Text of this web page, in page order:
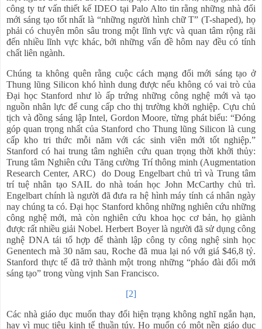
công ty tư vấn thiết kế IDEO tại Palo Alto tin rằng những nhà đổi
mới sáng tạo tốt nhất là “những người hình chữ T” (T-shaped), họ
phải có chuyên môn sâu trong một lĩnh vực và quan tâm rộng rãi
đến nhiều lĩnh vực khác, bởi những vấn đề hôm nay đều có tính
chất liên ngành.
Chúng ta không quên rằng cuộc cách mạng đổi mới sáng tạo ở
Thung lũng Silicon khó hình dung được nếu không có vai trò của
Đại học Stanford như lò ấp trứng những công nghệ mới và tạo
nguồn nhân lực để cung cấp cho thị trường khởi nghiệp. Cựu chủ
tịch và đồng sáng lập Intel, Gordon Moore, từng phát biểu: “Đóng
góp quan trọng nhất của Stanford cho Thung lũng Silicon là cung
cấp kho tri thức mỗi năm với các sinh viên mới tốt nghiệp.”
Stanford có hai trung tâm nghiên cứu quan trọng thời khởi thủy:
Trung tâm Nghiên cứu Tăng cường Trí thông minh (Augmentation
Research Center, ARC) do Doug Engelbart chủ trì và Trung tâm
trí tuệ nhân tạo SAIL do nhà toán học John McCarthy chủ trì.
Engelbart chính là người đã đưa ra hệ hình máy tính cá nhân ngày
nay chúng ta có. Đại học Stanford không những nghiên cứu những
công nghệ mới, mà còn nghiên cứu khoa học cơ bản, họ giành
được rất nhiều giải Nobel. Herbert Boyer là người đã sử dụng công
nghệ DNA tái tổ hợp để thành lập công ty công nghệ sinh học
Genentech mà 30 năm sau, Roche đã mua lại nó với giá $46,8 tỷ.
Stanford thực tế đã trở thành một trong những “pháo đài đổi mới
sáng tạo” trong vùng vịnh San Francisco.
[2]
Các nhà giáo dục muốn thay đổi hiện trạng không nghĩ ngắn hạn,
hay vì mục tiêu kinh tế thuần túy. Họ muốn có một nền giáo dục